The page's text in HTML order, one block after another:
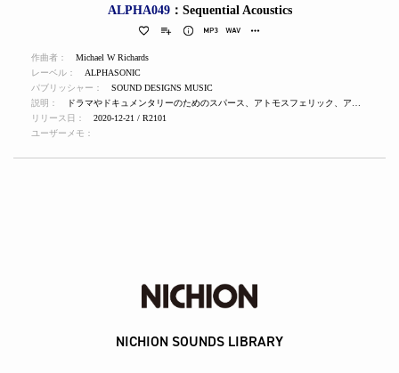
ALPHA049：Sequential Acoustics
作曲者：
Michael W Richards
レーベル：
ALPHASONIC
パブリッシャー：
SOUND DESIGNS MUSIC
説明：
リリース日：
2020-12-21 / R2101
ユーザーメモ：
NICHION SOUNDS LIBRARY